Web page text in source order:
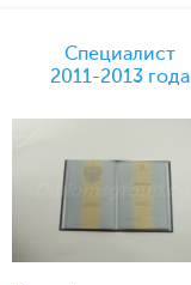
Специалист
2011-2013 года